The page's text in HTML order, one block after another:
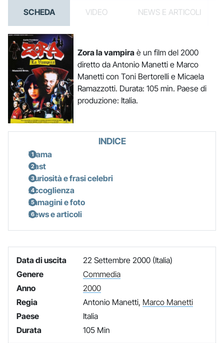
SCHEDA VIDEO NEWS E ARTICOLI
Zora la vampiraè un film del 2000
diretto da Antonio Manetti e Marco
Manetti con Toni Bertorelli e Micaela
Ramazzotti. Durata: 105 min. Paese di
produzione: Italia.
INDICE
Trama
Cast
Curiosità e frasi celebri
Accoglienza
Immagini e foto
News e articoli
Data di uscita
22 Settembre 2000 (Italia)
Genere
Commedia
Anno
2000
Regia
Antonio Manetti, Marco Manetti
Paese
Italia
Durata
105 Min